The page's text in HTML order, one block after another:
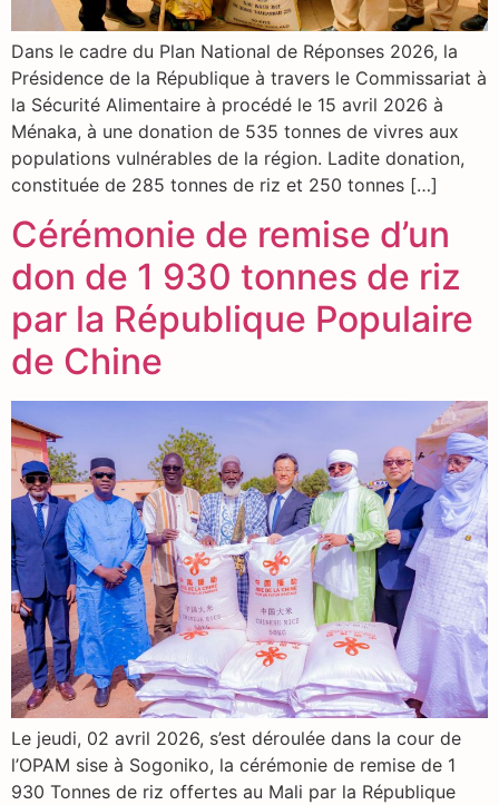
Dans le cadre du Plan National de Réponses 2026, la
Présidence de la République à travers le Commissariat à
la Sécurité Alimentaire à procédé le 15 avril 2026 à
Ménaka, à une donation de 535 tonnes de vivres aux
populations vulnérables de la région. Ladite donation,
constituée de 285 tonnes de riz et 250 tonnes […]
Cérémonie de remise d’un
don de 1 930 tonnes de riz
par la République Populaire
de Chine
Le jeudi, 02 avril 2026, s’est déroulée dans la cour de
l’OPAM sise à Sogoniko, la cérémonie de remise de 1
930 Tonnes de riz offertes au Mali par la République